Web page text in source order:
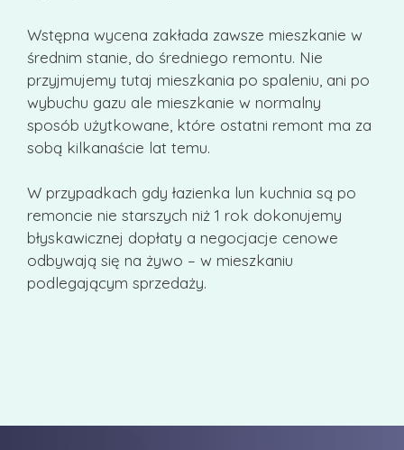
Wstępna wycena zakłada zawsze mieszkanie w
średnim stanie, do średniego remontu. Nie
przyjmujemy tutaj mieszkania po spaleniu, ani po
wybuchu gazu ale mieszkanie w normalny
sposób użytkowane, które ostatni remont ma za
sobą kilkanaście lat temu.
W przypadkach gdy łazienka lun kuchnia są po
remoncie nie starszych niż 1 rok dokonujemy
błyskawicznej dopłaty a negocjacje cenowe
odbywają się na żywo – w mieszkaniu
podlegającym sprzedaży.